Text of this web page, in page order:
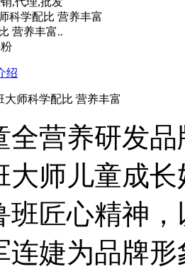
科学配比 营养丰富
营养丰富..
绍
大师科学配比 营养丰富
全营养研发
大师儿童成
班匠心精神
连婕为品牌